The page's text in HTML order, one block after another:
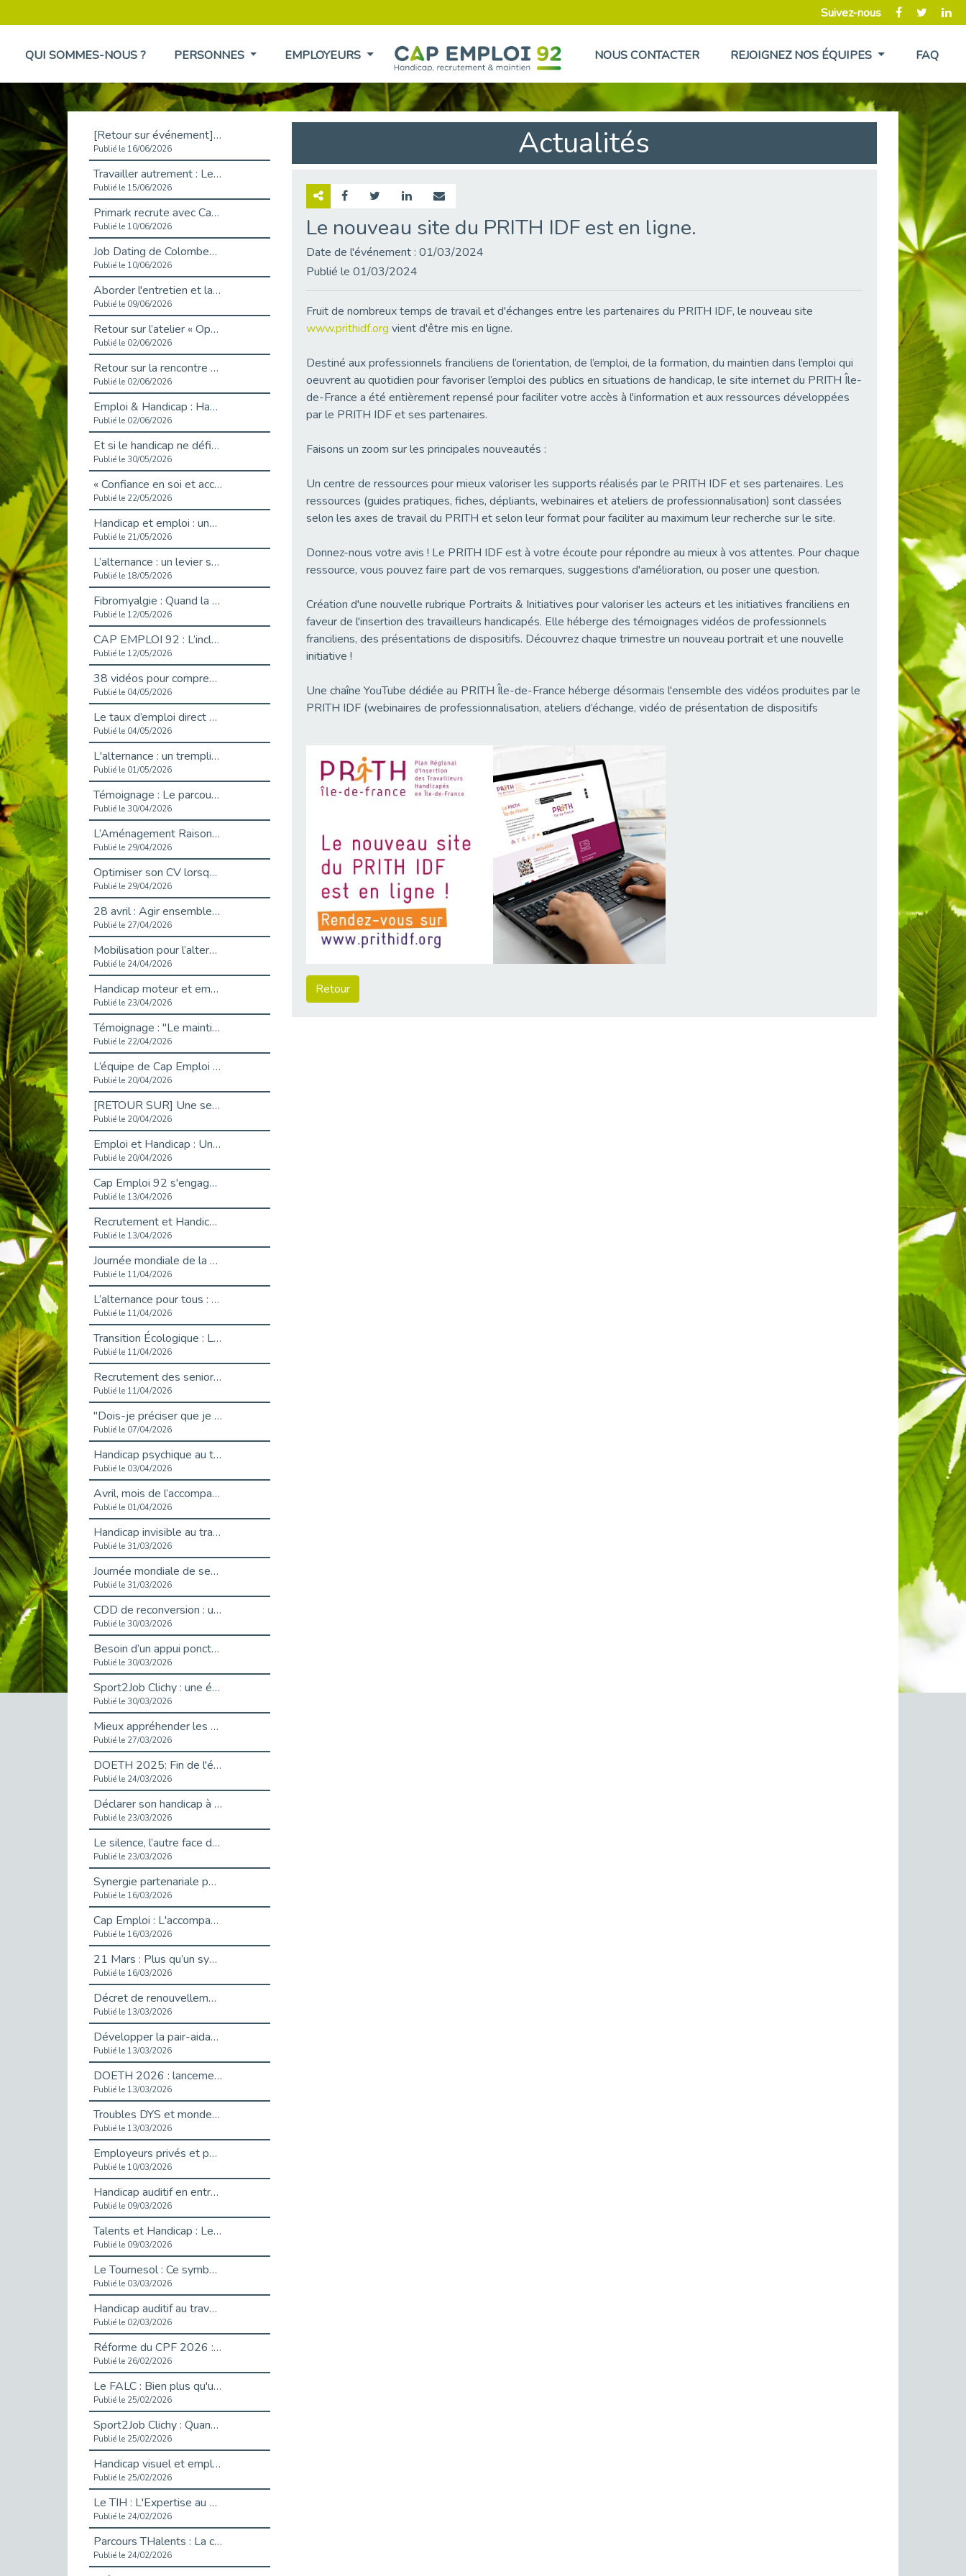
Suivez-nous
QUI SOMMES-NOUS ? PERSONNES EMPLOYEURS NOUS CONTACTER REJOIGNEZ NOS ÉQUIPES FAQ
[Retour sur événement] L'inclusion au cœur de la Place de l'Emploi à La Défense !
Publié le 16/06/2026
Travailler autrement : Le défi de l'intégration des maladies chroniques en entreprise
Publié le 15/06/2026
Primark recrute avec Cap Emploi 92, une matinée couronnée de succès !
Publié le 10/06/2026
Job Dating de Colombes – Emploi et Insertion
Publié le 10/06/2026
Aborder l'entretien et la situation de handicap en toute confiance
Publié le 09/06/2026
Retour sur l’atelier « Optimiser sa recherche d’emploi »
Publié le 02/06/2026
Retour sur la rencontre entre Cap Emploi 92 et Thales (Campus Meudon)
Publié le 02/06/2026
Emploi & Handicap : Hachette Livre et Cap emploi 92 renforcent leur collaboration
Publié le 02/06/2026
Et si le handicap ne définissait plus la carrière ?
Publié le 30/05/2026
« Confiance en soi et acceptation du handicap » : un levier puissant vers l’emploi
Publié le 22/05/2026
Handicap et emploi : une matinée pour briser les tabous
Publié le 21/05/2026
L’alternance : un levier stratégique pour recruter et inclure durablement
Publié le 18/05/2026
Fibromyalgie : Quand la douleur invisible s’invite au bureau
Publié le 12/05/2026
CAP EMPLOI 92 : L’inclusion portée à son sommet, bien au-delà des quotas
Publié le 12/05/2026
38 vidéos pour comprendre et agir durablement
Publié le 04/05/2026
Le taux d’emploi direct dans la fonction publique dépasse 6 % en 2025
Publié le 04/05/2026
L'alternance : un tremplin vers l'emploi aussi pour les personnes en situation de handicap
Publié le 01/05/2026
Témoignage : Le parcours de Marc, 44 ans
Publié le 30/04/2026
L’Aménagement Raisonnable : Un Levier pour l’Équité
Publié le 29/04/2026
Optimiser son CV lorsqu’on est en situation de handicap
Publié le 29/04/2026
28 avril : Agir ensemble pour une culture de prévention au travail
Publié le 27/04/2026
Mobilisation pour l’alternance et le handicap
Publié le 24/04/2026
Handicap moteur et emploi : réussir ses recrutements vidéo
Publié le 23/04/2026
Témoignage : "Le maintien en emploi est un investissement, pas une contrainte."
Publié le 22/04/2026
L’équipe de Cap Emploi 92 s’agrandit : Bienvenue à Charmila, Khoudia et Fadila !
Publié le 20/04/2026
[RETOUR SUR] Une session de recrutement inclusive réussie à Asnières !
Publié le 20/04/2026
Emploi et Handicap : Une alliance de style entre Cap Emploi 92 et La Cravate Solidaire
Publié le 20/04/2026
Cap Emploi 92 s'engage pour la santé mentale : La formation PSSM au cœur de l'accompagnement
Publié le 13/04/2026
Recrutement et Handicap : Et si vous testiez avant de vous engager ?
Publié le 13/04/2026
Journée mondiale de la maladie de Parkinson : Mieux comprendre pour mieux accompagner
Publié le 11/04/2026
L’alternance pour tous : Cap Emploi 92 et Seine Ouest Entreprise et Emploi mobilisés à Boulogne-Billancourt
Publié le 11/04/2026
Transition Écologique : Les Cap Emploi 75,92 et 93 s’engagent pour un Numérique Responsable
Publié le 11/04/2026
Recrutement des seniors : Un levier de transformation pour les ETI franciliennes
Publié le 11/04/2026
"Dois-je préciser que je suis handicapé sur mon CV?"
Publié le 07/04/2026
Handicap psychique au travail : et si nous changions de regard - vidéo
Publié le 03/04/2026
Avril, mois de l’accompagnement dans l’emploi avec Cap emploi.
Publié le 01/04/2026
Handicap invisible au travail : se taire ou parler? - vidéo
Publié le 31/03/2026
Journée mondiale de sensibilisation à l’autisme
Publié le 31/03/2026
CDD de reconversion : un nouveau contrat pour sécuriser le changement de métier.
Publié le 30/03/2026
Besoin d’un appui ponctuel expertise handicap ?
Publié le 30/03/2026
Sport2Job Clichy : une édition altoséquanaise avec Cap Emploi 92.
Publié le 30/03/2026
Mieux appréhender les enjeux du handicap singulier en entreprise - vidéo
Publié le 27/03/2026
DOETH 2025: Fin de l'écrêtement
Publié le 24/03/2026
Déclarer son handicap à son employeur : un levier professionnel ?
Publié le 23/03/2026
Le silence, l’autre face du recrutement : un appel au respect des candidats.
Publié le 23/03/2026
Synergie partenariale pour l'Inclusion Professionnelle chez Orange
Publié le 16/03/2026
Cap Emploi : L'accompagnement EXH c’est quoi ?
Publié le 16/03/2026
21 Mars : Plus qu’un symbole, un engagement pour l’inclusion
Publié le 16/03/2026
Décret de renouvellement de l'aide aux employeurs d'apprentis
Publié le 13/03/2026
Développer la pair-aidance en santé mentale : guide pour les employeurs
Publié le 13/03/2026
DOETH 2026 : lancement de la campagne pour les employeurs publics
Publié le 13/03/2026
Troubles DYS et monde du travail : mieux comprendre pour mieux accompagner _ vidéo
Publié le 13/03/2026
Employeurs privés et publics : vigilance face aux démarchages liés à l’OETH en 2026
Publié le 10/03/2026
Handicap auditif en entreprise, aménagements pour sécuriser la communication - vidéo
Publié le 09/03/2026
Talents et Handicap : Le Top 10 des métiers plébiscités dans les Hauts-de-Seine
Publié le 09/03/2026
Le Tournesol : Ce symbole discret qui change la vie des personnes en situation de handicap invisible
Publié le 03/03/2026
Handicap auditif au travail : rendre l’invisible accessible
Publié le 02/03/2026
Réforme du CPF 2026 : Ce qui change ce printemps pour vos droits à la formation
Publié le 26/02/2026
Le FALC : Bien plus qu'une écriture, un levier d'inclusion
Publié le 25/02/2026
Sport2Job Clichy : Quand le terrain devient le plus beau des bureaux
Publié le 25/02/2026
Handicap visuel et emploi : lever les obstacles pour révéler les - vidéo
Publié le 25/02/2026
Le TIH : L'Expertise au Service de l'Inclusion
Publié le 24/02/2026
Parcours THalents : La complémentarité au service de l'Emploi.
Publié le 24/02/2026
Actualités
Le nouveau site du PRITH IDF est en ligne.
Date de l'événement : 01/03/2024
Publié le 01/03/2024
Fruit de nombreux temps de travail et d'échanges entre les partenaires du PRITH IDF, le nouveau site
www.prithidf.org vient d'être mis en ligne.
Destiné aux professionnels franciliens de l’orientation, de l’emploi, de la formation, du maintien dans l’emploi qui
oeuvrent au quotidien pour favoriser l’emploi des publics en situations de handicap, le site internet du PRITH Île-
de-France a été entièrement repensé pour faciliter votre accès à l'information et aux ressources développées
par le PRITH IDF et ses partenaires.
Faisons un zoom sur les principales nouveautés :
Un centre de ressources pour mieux valoriser les supports réalisés par le PRITH IDF et ses partenaires. Les
ressources (guides pratiques, fiches, dépliants, webinaires et ateliers de professionnalisation) sont classées
selon les axes de travail du PRITH et selon leur format pour faciliter au maximum leur recherche sur le site.
Donnez-nous votre avis ! Le PRITH IDF est à votre écoute pour répondre au mieux à vos attentes. Pour chaque
ressource, vous pouvez faire part de vos remarques, suggestions d'amélioration, ou poser une question.
Création d'une nouvelle rubrique Portraits & Initiatives pour valoriser les acteurs et les initiatives franciliens en
faveur de l'insertion des travailleurs handicapés. Elle héberge des témoignages vidéos de professionnels
franciliens, des présentations de dispositifs. Découvrez chaque trimestre un nouveau portrait et une nouvelle
initiative !
Une chaîne YouTube dédiée au PRITH Île-de-France héberge désormais l'ensemble des vidéos produites par le
PRITH IDF (webinaires de professionnalisation, ateliers d’échange, vidéo de présentation de dispositifs
Retour